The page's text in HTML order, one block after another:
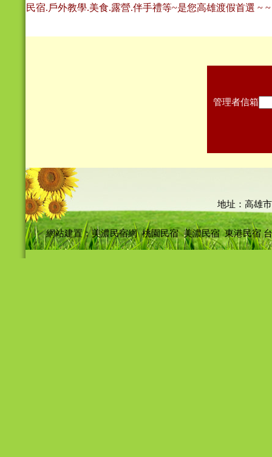
民宿.戶外教學.美食.露營.伴手禮等~是您高雄渡假首選 ~ ~
管理者信箱
地址：高雄
網站建置：美濃民宿網 桃園民宿 美濃民宿 東港民宿